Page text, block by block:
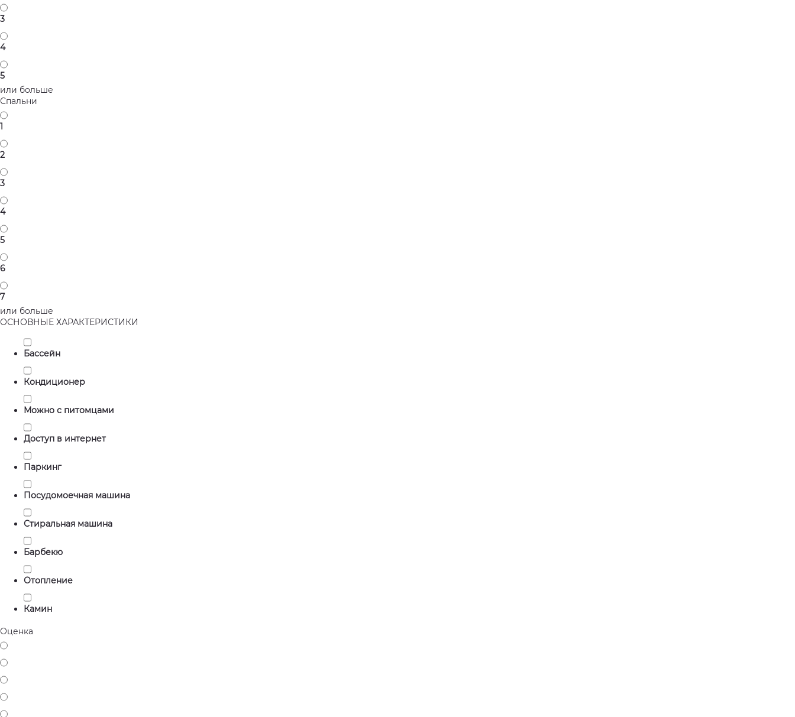
3
4
5
или больше
Спальни
1
2
3
4
5
6
7
или больше
ОСНОВНЫЕ ХАРАКТЕРИСТИКИ
Бассейн
Кондиционер
Можно с питомцами
Доступ в интернет
Паркинг
Посудомоечная машина
Стиральная машина
Барбекю
Отопление
Камин
Оценка